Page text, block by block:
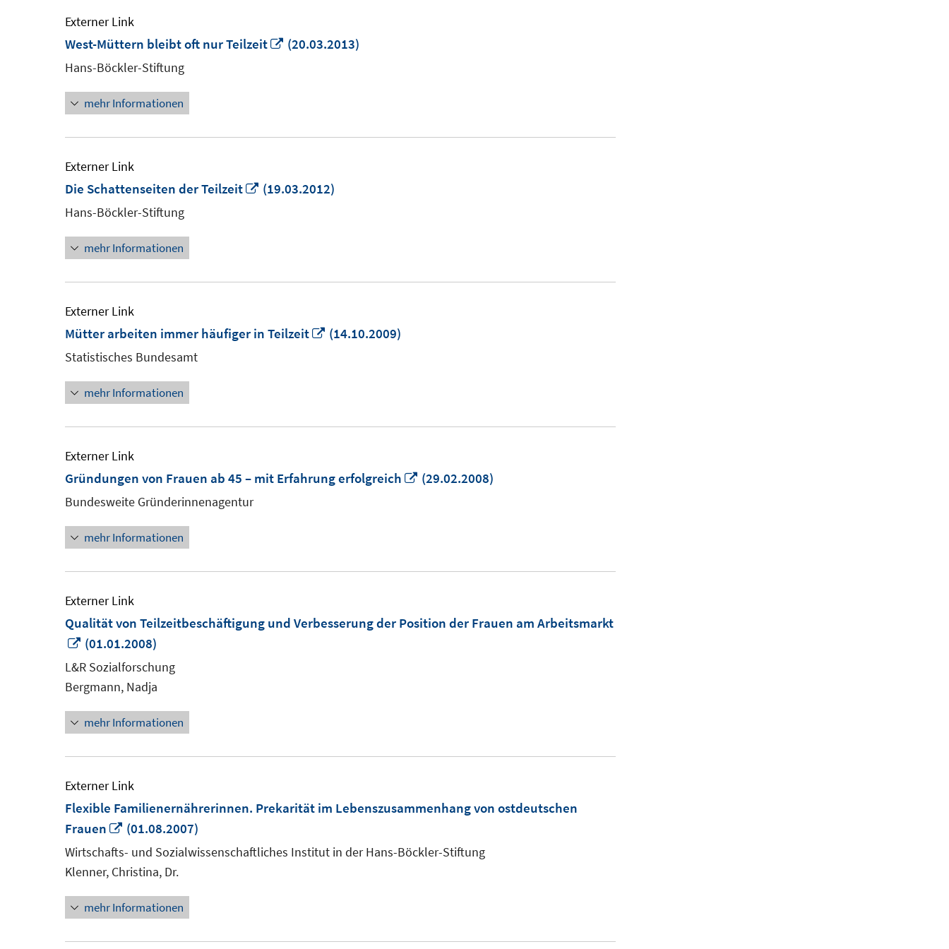
Externer Link
West-Müttern bleibt oft nur Teilzeit
In
(20.03.2013)
Hans-Böckler-Stiftung
mehr Informationen
Externer Link
Die Schattenseiten der Teilzeit
In
(19.03.2012)
Hans-Böckler-Stiftung
mehr Informationen
Externer Link
Mütter arbeiten immer häufiger in Teilzeit
In
(14.10.2009)
Statistisches Bundesamt
mehr Informationen
Externer Link
Gründungen von Frauen ab 45 – mit Erfahrung erfolgreich
In
(29.02.2008)
Bundesweite Gründerinnenagentur
mehr Informationen
Externer Link
Qualität von Teilzeitbeschäftigung und Verbesserung der Position der Frauen am Arbeitsmarkt
In
neuem
Fenster
(01.01.2008)
L&R Sozialforschung
Bergmann, Nadja
mehr Informationen
Externer Link
Flexible Familienernährerinnen. Prekarität im Lebenszusammenhang von ostdeutschen
Frauen
In
neuem
Fenster
(01.08.2007)
Wirtschafts- und Sozialwissenschaftliches Institut in der Hans-Böckler-Stiftung
Klenner, Christina, Dr.
mehr Informationen